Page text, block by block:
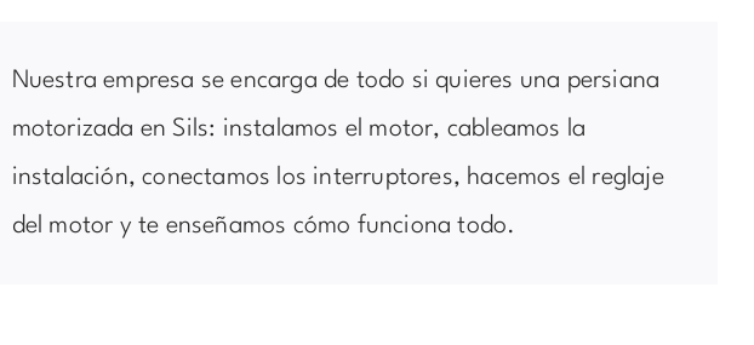
Nuestra empresa se encarga de todo si quieres una persiana
motorizada en Sils: instalamos el motor, cableamos la
instalación, conectamos los interruptores, hacemos el reglaje
del motor y te enseñamos cómo funciona todo.